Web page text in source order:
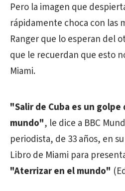
Pero la imagen que
rápidamente choca con las
Ranger que lo esperan del
que le recuerdan que esto
Miami.
"Salir de Cuba es un
mundo", le dice a BBC
periodista, de 33 años, en
Libro de Miami para
"Aterrizar en el mundo"